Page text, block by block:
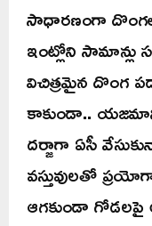
సాధారణంగా
ఇంట్లోని సామాన్లు
విచిత్రమైన దొంగ
కాకుండా..
దర్జాగా ఏసీ
వస్తువులతో
ఆగకుండా గోడలపై